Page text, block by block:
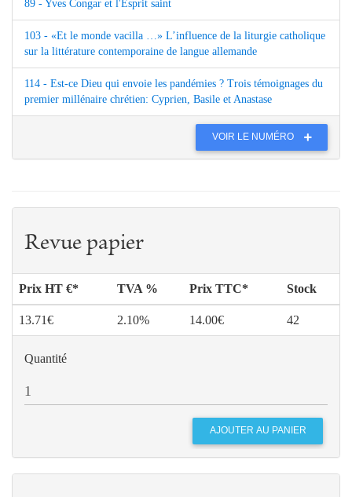
89 - Yves Congar et l'Esprit saint
103 - «Et le monde vacilla …» L’influence de la liturgie catholique
sur la littérature contemporaine de langue allemande
114 - Est-ce Dieu qui envoie les pandémies ? Trois témoignages du
premier millénaire chrétien: Cyprien, Basile et Anastase
VOIR LE NUMÉRO
Revue papier
Prix HT €* TVA % Prix TTC* Stock
13.71€ 2.10% 14.00€ 42
Quantité